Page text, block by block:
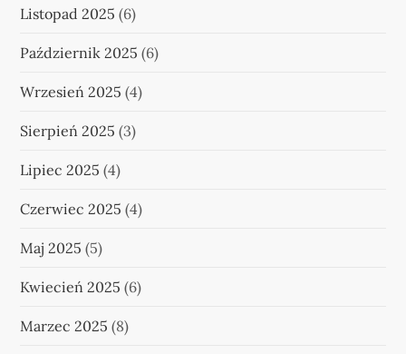
Listopad 2025 (6)
Październik 2025 (6)
Wrzesień 2025 (4)
Sierpień 2025 (3)
Lipiec 2025 (4)
Czerwiec 2025 (4)
Maj 2025 (5)
Kwiecień 2025 (6)
Marzec 2025 (8)